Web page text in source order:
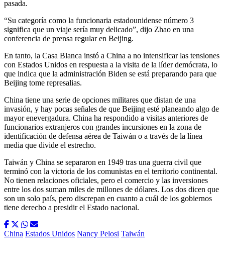
pasada.
“Su categoría como la funcionaria estadounidense número 3
significa que un viaje sería muy delicado”, dijo Zhao en una
conferencia de prensa regular en Beijing.
En tanto, la Casa Blanca instó a China a no intensificar las tensiones
con Estados Unidos en respuesta a la visita de la líder demócrata, lo
que indica que la administración Biden se está preparando para que
Beijing tome represalias.
China tiene una serie de opciones militares que distan de una
invasión, y hay pocas señales de que Beijing esté planeando algo de
mayor enevergadura. China ha respondido a visitas anteriores de
funcionarios extranjeros con grandes incursiones en la zona de
identificación de defensa aérea de Taiwán o a través de la línea
media que divide el estrecho.
Taiwán y China se separaron en 1949 tras una guerra civil que
terminó con la victoria de los comunistas en el territorio continental.
No tienen relaciones oficiales, pero el comercio y las inversiones
entre los dos suman miles de millones de dólares. Los dos dicen que
son un solo país, pero discrepan en cuanto a cuál de los gobiernos
tiene derecho a presidir el Estado nacional.
China Estados Unidos Nancy Pelosi Taiwán